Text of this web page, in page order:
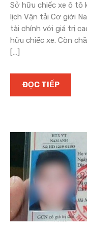
Sở hữu chiếc xe ô tô
lịch Vận tải Cơ giới
tài chính với giá trị
hữu chiếc xe. Còn
[…]
ĐỌC TIẾP